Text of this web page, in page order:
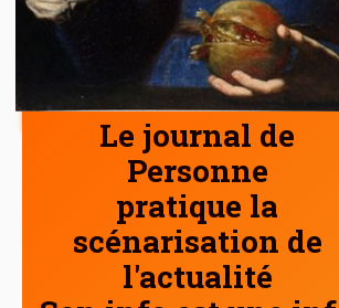
Le journal de
Personne
pratique la
scénarisation de
l'actualité